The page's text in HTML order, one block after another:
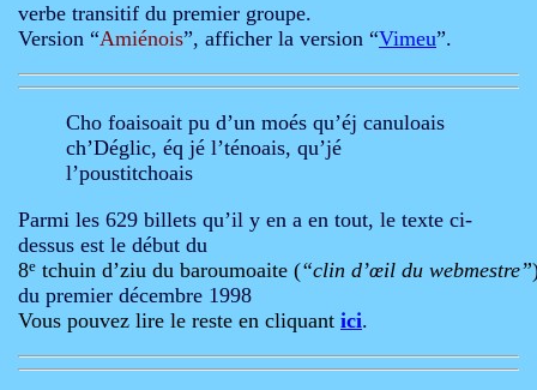
verbe transitif du premier groupe.
Version “Amiénois”, afficher la version “Vimeu”.
Cho foaisoait pu d’un moés qu’éj canuloais
ch’Déglic, éq jé l’ténoais, qu’jé
l’poustitchoais
Parmi les 629 billets qu’il y en a en tout, le texte ci-
dessus est le début du
8e tchuin d’ziu du baroumoaite (“clin d’œil du webmestre”
du premier décembre 1998
Vous pouvez lire le reste en cliquant ici.